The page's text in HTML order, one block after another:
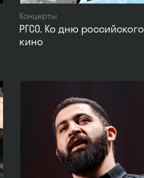
Концерты
РГСО. Ко дню российского
кино